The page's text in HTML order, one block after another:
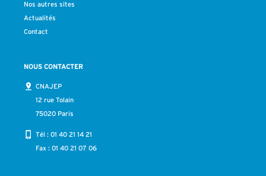
Nos autres sites
Actualités
Contact
NOUS CONTACTER
CNAJEP
12 rue Tolain
75020 Paris
Tél : 01 40 21 14 21
Fax : 01 40 21 07 06